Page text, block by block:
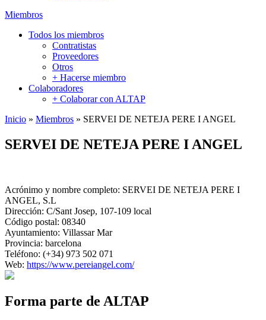
Miembros
Todos los miembros
Contratistas
Proveedores
Otros
+ Hacerse miembro
Colaboradores
+ Colaborar con ALTAP
Inicio » Miembros » SERVEI DE NETEJA PERE I ANGEL
SERVEI DE NETEJA PERE I ANGEL
Acrónimo y nombre completo: SERVEI DE NETEJA PERE I
ANGEL, S.L
Dirección: C/Sant Josep, 107-109 local
Código postal: 08340
Ayuntamiento: Villassar Mar
Provincia: barcelona
Teléfono: (+34) 973 502 071
Web: https://www.pereiangel.com/
Forma parte de ALTAP